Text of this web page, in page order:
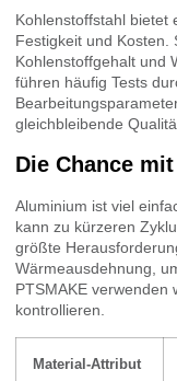
Kohlenstoffstahl bietet
Festigkeit und Kosten.
Kohlenstoffgehalt und
führen häufig Tests
gleichbleibende
Die Chance
Aluminium ist viel
kann zu kürzeren
größte
Wärmeausdehnung,
PTSMAKE verwenden
kontrollieren.
Material-Attribut